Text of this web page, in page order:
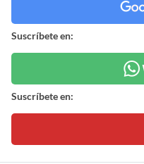
Suscríbete en:
Suscríbete en: